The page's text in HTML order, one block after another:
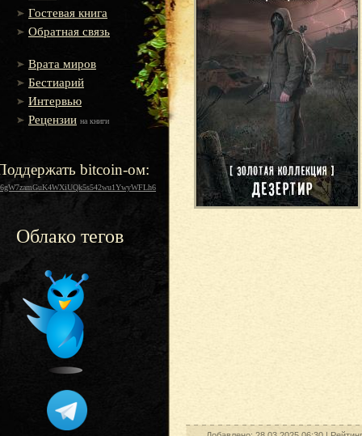
Гостевая книга
Обратная связь
Врата миров
Бестиарий
Интервью
Рецензии на книги
bitcoin-ом:
Облако тегов